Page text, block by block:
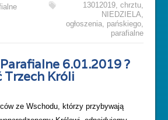
13012019, chrztu,
NIEDZIELA,
ogłoszenia, pańskiego,
parafialne
6.01.2019 ?
Trzech Króli
ze Wschodu, którzy przybywają